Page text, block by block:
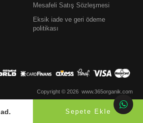
ad. Sepete Ekle
Mesafeli Satış Sözleşmesi
Eksik iade ve geri ödeme
politikası
Copyright © 2026 www.365organik.com
E-Ticaret Paketleri ile hazırlanmıştır.